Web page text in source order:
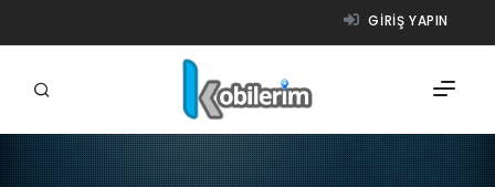
GIRIŞ YAPIN